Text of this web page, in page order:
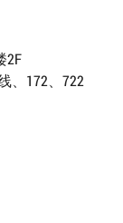
2F
、172、722